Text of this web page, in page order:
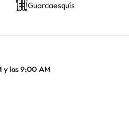
Guardaesquís
y las 9:00 AM